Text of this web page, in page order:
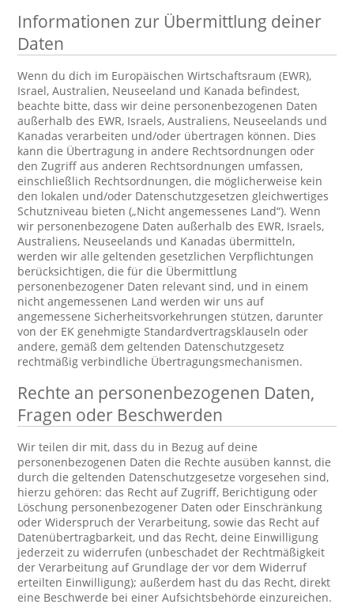
Informationen zur Übermittlung deiner
Daten
Wenn du dich im Europäischen Wirtschaftsraum (EWR),
Israel, Australien, Neuseeland und Kanada befindest,
beachte bitte, dass wir deine personenbezogenen Daten
außerhalb des EWR, Israels, Australiens, Neuseelands und
Kanadas verarbeiten und/oder übertragen können. Dies
kann die Übertragung in andere Rechtsordnungen oder
den Zugriff aus anderen Rechtsordnungen umfassen,
einschließlich Rechtsordnungen, die möglicherweise kein
den lokalen und/oder Datenschutzgesetzen gleichwertiges
Schutzniveau bieten („Nicht angemessenes Land“). Wenn
wir personenbezogene Daten außerhalb des EWR, Israels,
Australiens, Neuseelands und Kanadas übermitteln,
werden wir alle geltenden gesetzlichen Verpflichtungen
berücksichtigen, die für die Übermittlung
personenbezogener Daten relevant sind, und in einem
nicht angemessenen Land werden wir uns auf
angemessene Sicherheitsvorkehrungen stützen, darunter
von der EK genehmigte Standardvertragsklauseln oder
andere, gemäß dem geltenden Datenschutzgesetz
rechtmäßig verbindliche Übertragungsmechanismen.
Rechte an personenbezogenen Daten,
Fragen oder Beschwerden
Wir teilen dir mit, dass du in Bezug auf deine
personenbezogenen Daten die Rechte ausüben kannst, die
durch die geltenden Datenschutzgesetze vorgesehen sind,
hierzu gehören: das Recht auf Zugriff, Berichtigung oder
Löschung personenbezogener Daten oder Einschränkung
oder Widerspruch der Verarbeitung, sowie das Recht auf
Datenübertragbarkeit, und das Recht, deine Einwilligung
jederzeit zu widerrufen (unbeschadet der Rechtmäßigkeit
der Verarbeitung auf Grundlage der vor dem Widerruf
erteilten Einwilligung); außerdem hast du das Recht, direkt
eine Beschwerde bei einer Aufsichtsbehörde einzureichen.